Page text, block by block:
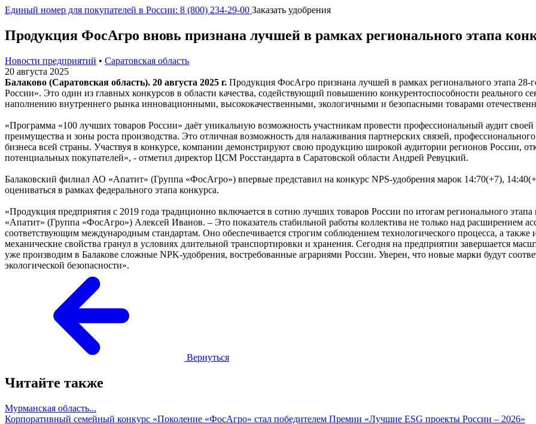
Единый номер для покупателей в России: 8 (800) 234-29-00 Заказать удобрения
Продукция ФосАгро вновь признана лучшей в рамках регионального этапа
Новости предприятий • Саратовская область
20 августа 2025
Балаково (Саратовская область). 20 августа 2025 г. Продукция ФосАгро признана лучшей в рамках регионального этапа
России». Это один из главных конкурсов в области качества, содействующий повышению конкурентоспособности реального
наполнению внутреннего рынка инновационными, высококачественными, экологичными и безопасными товарами
«Программа «100 лучших товаров России» даёт уникальную возможность участникам провести профессиональный аудит
преимущества и зоны роста производства. Это отличная возможность для налаживания партнерских связей,
бизнеса всей страны. Участвуя в конкурсе, компании демонстрируют свою продукцию широкой аудитории регионов России,
потенциальных покупателей», - отметил директор ЦСМ Росстандарта в Саратовской области Андрей Ревуцкий.
Балаковский филиал АО «Апатит» (Группа «ФосАгро») впервые представил на конкурс NPS-удобрения марок 14:70(+7),
оцениваться в рамках федерального этапа конкурса.
«Продукция предприятия с 2019 года традиционно включается в сотню лучших товаров России по итогам регионального
«Апатит» (Группа «ФосАгро») Алексей Иванов. – Это показатель стабильной работы коллектива не только над расширением
соответствующим международным стандартам. Оно обеспечивается строгим соблюдением технологического процесса, а
механические свойства гранул в условиях длительной транспортировки и хранения. Сегодня на предприятии завершается
уже производим в Балакове сложные NPK-удобрения, востребованные аграриями России. Уверен, что новые марки будут
экологической безопасности».
Вернуться
Читайте также
Мурманская область...
Корпоративный семейный конкурс «Поколение «ФосАгро» стал победителем Премии «Лучшие ESG проекты России – 2026»